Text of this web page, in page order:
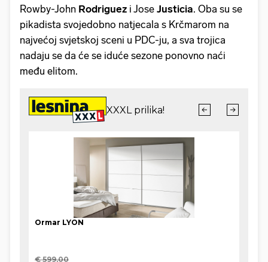
Rowby-John Rodriguez i Jose Justicia. Oba su se
pikadista svojedobno natjecala s Krčmarom na
najvećoj svjetskoj sceni u PDC-ju, a sva trojica
nadaju se da će se iduće sezone ponovno naći
među elitom.